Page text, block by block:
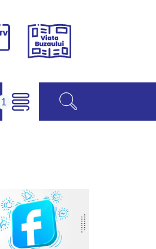
Campus
Viața